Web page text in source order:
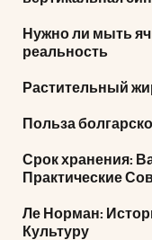
Нужно ли мыть
реальность
Растительный
Польза
Срок хранения:
Практические
Ле Норман:
Культуру